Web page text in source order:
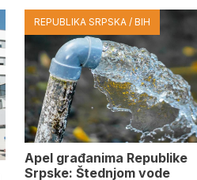
REPUBLIKA SRPSKA / BIH
Apel građanima Republike
Srpske: Štednjom vode